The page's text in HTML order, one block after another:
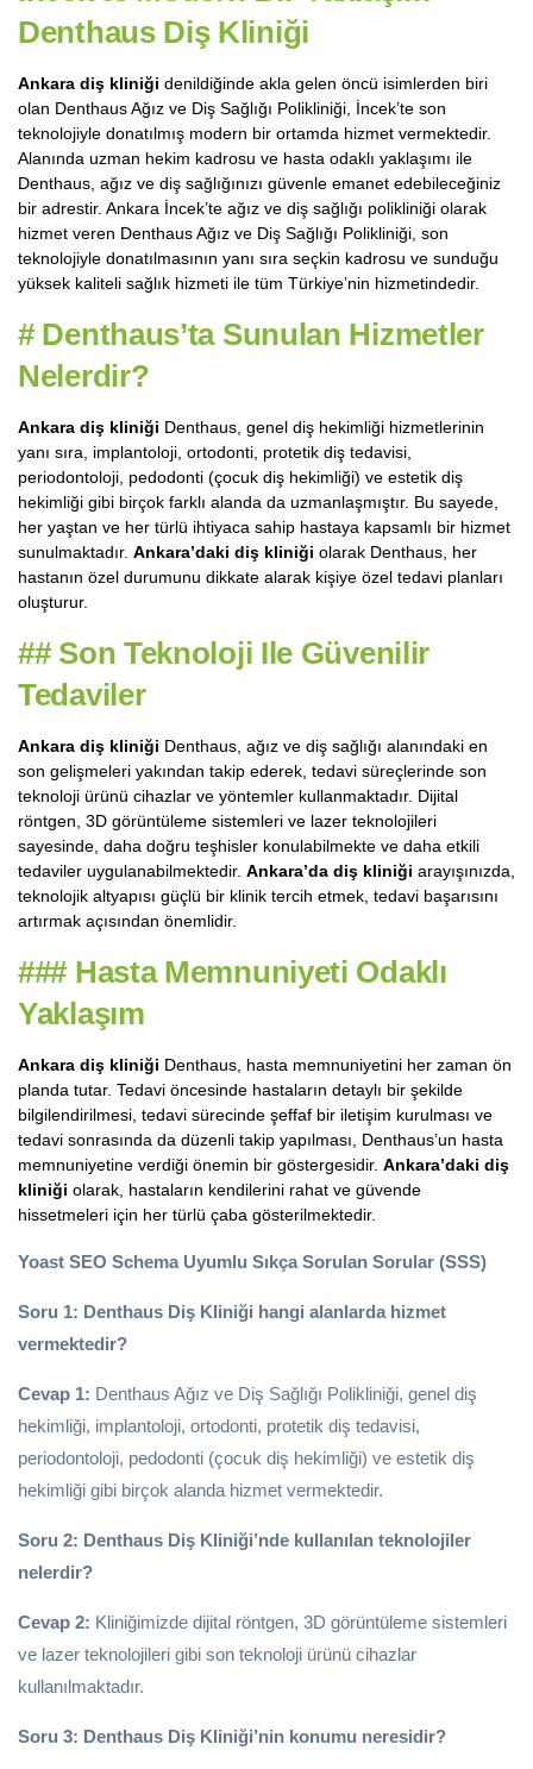
Denthaus Diş Kliniği
Ankara diş kliniği denildiğinde akla gelen öncü isimlerden biri
olan Denthaus Ağız ve Diş Sağlığı Polikliniği, İncek’te son
teknolojiyle donatılmış modern bir ortamda hizmet vermektedir.
Alanında uzman hekim kadrosu ve hasta odaklı yaklaşımı ile
Denthaus, ağız ve diş sağlığınızı güvenle emanet edebileceğiniz
bir adrestir. Ankara İncek’te ağız ve diş sağlığı polikliniği olarak
hizmet veren Denthaus Ağız ve Diş Sağlığı Polikliniği, son
teknolojiyle donatılmasının yanı sıra seçkin kadrosu ve sunduğu
yüksek kaliteli sağlık hizmeti ile tüm Türkiye’nin hizmetindedir.
# Denthaus’ta Sunulan Hizmetler
Nelerdir?
Ankara diş kliniği Denthaus, genel diş hekimliği hizmetlerinin
yanı sıra, implantoloji, ortodonti, protetik diş tedavisi,
periodontoloji, pedodonti (çocuk diş hekimliği) ve estetik diş
hekimliği gibi birçok farklı alanda da uzmanlaşmıştır. Bu sayede,
her yaştan ve her türlü ihtiyaca sahip hastaya kapsamlı bir hizmet
sunulmaktadır. Ankara’daki diş kliniği olarak Denthaus, her
hastanın özel durumunu dikkate alarak kişiye özel tedavi planları
oluşturur.
## Son Teknoloji Ile Güvenilir
Tedaviler
Ankara diş kliniği Denthaus, ağız ve diş sağlığı alanındaki en
son gelişmeleri yakından takip ederek, tedavi süreçlerinde son
teknoloji ürünü cihazlar ve yöntemler kullanmaktadır. Dijital
röntgen, 3D görüntüleme sistemleri ve lazer teknolojileri
sayesinde, daha doğru teşhisler konulabilmekte ve daha etkili
tedaviler uygulanabilmektedir. Ankara’da diş kliniği arayışınızda,
teknolojik altyapısı güçlü bir klinik tercih etmek, tedavi başarısını
artırmak açısından önemlidir.
### Hasta Memnuniyeti Odaklı
Yaklaşım
Ankara diş kliniği Denthaus, hasta memnuniyetini her zaman ön
planda tutar. Tedavi öncesinde hastaların detaylı bir şekilde
bilgilendirilmesi, tedavi sürecinde şeffaf bir iletişim kurulması ve
tedavi sonrasında da düzenli takip yapılması, Denthaus’un hasta
memnuniyetine verdiği önemin bir göstergesidir. Ankara’daki diş
kliniği olarak, hastaların kendilerini rahat ve güvende
hissetmeleri için her türlü çaba gösterilmektedir.
Yoast SEO Schema Uyumlu Sıkça Sorulan Sorular (SSS)
Soru 1: Denthaus Diş Kliniği hangi alanlarda hizmet
vermektedir?
Cevap 1: Denthaus Ağız ve Diş Sağlığı Polikliniği, genel diş
hekimliği, implantoloji, ortodonti, protetik diş tedavisi,
periodontoloji, pedodonti (çocuk diş hekimliği) ve estetik diş
hekimliği gibi birçok alanda hizmet vermektedir.
Soru 2: Denthaus Diş Kliniği’nde kullanılan teknolojiler
nelerdir?
Cevap 2: Kliniğimizde dijital röntgen, 3D görüntüleme sistemleri
ve lazer teknolojileri gibi son teknoloji ürünü cihazlar
kullanılmaktadır.
Soru 3: Denthaus Diş Kliniği’nin konumu neresidir?